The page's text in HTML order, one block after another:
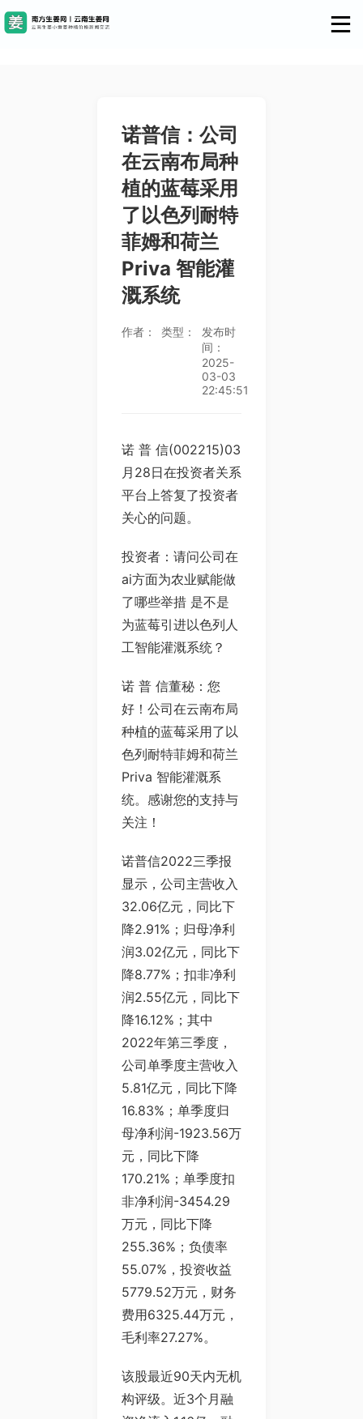
诺普信：公司
在云南布局种
植的蓝莓采用
了以色列耐特
菲姆和荷兰
Priva 智能灌
溉系统
作者： 类型：
发布时
间：
2025-
03-03
22:45:51
诺 普 信(002215)03
月28日在投资者关系
平台上答复了投资者
关心的问题。
投资者：请问公司在
ai方面为农业赋能做
了哪些举措 是不是
为蓝莓引进以色列人
工智能灌溉系统？
诺 普 信董秘：您
好！公司在云南布局
种植的蓝莓采用了以
色列耐特菲姆和荷兰
Priva 智能灌溉系
统。感谢您的支持与
关注！
诺普信2022三季报
显示，公司主营收入
32.06亿元，同比下
降2.91%；归母净利
润3.02亿元，同比下
降8.77%；扣非净利
润2.55亿元，同比下
降16.12%；其中
2022年第三季度，
公司单季度主营收入
5.81亿元，同比下降
16.83%；单季度归
母净利润-1923.56万
元，同比下降
170.21%；单季度扣
非净利润-3454.29
万元，同比下降
255.36%；负债率
55.07%，投资收益
5779.52万元，财务
费用6325.44万元，
毛利率27.27%。
该股最近90天内无机
构评级。近3个月融